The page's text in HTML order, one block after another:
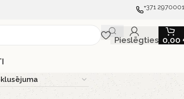
+371
Pieslēgties 0,00